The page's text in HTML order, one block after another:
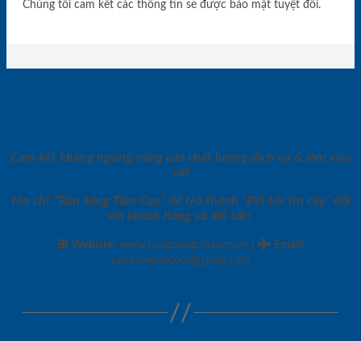
Chúng tôi cam kết các thông tin sẽ được bảo mật tuyệt đối.
Cam kết không ngừng nâng cao chất lượng dịch vụ & làm việc
với
tôn chỉ “Tâm Sáng Tầm Cao” để trở thành “Đối tác tin cậy” đối
với khách hàng và đối tác!.
Website: www.cuagosaigon.com.vn Email :
sales.saigondoor@gmail.com